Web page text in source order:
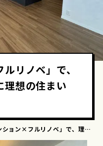
リノベ」で、
理想の住まい
ション×フルリノベ」で、理想